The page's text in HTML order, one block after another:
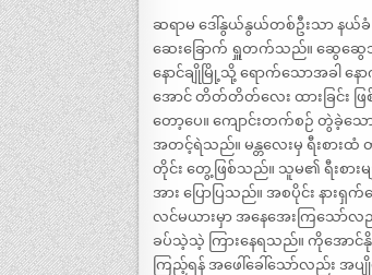
ဆရာမ ဒေါ်နွယ်နွယ်တစ်ဦးသာ နယ်ခံ
ဆေးခြောက် ရှူတက်သည်။ ဆွေဆွေသည်
နောင်ချိုမြို့သို့ ရောက်သောအခါ န
အောင် တိတ်တိတ်လေး ထားခြင်း
တော့ပေ။ ကျောင်းတက်စဉ် တွဲခဲ့သ
အတင့်ရဲသည်။ မန္တလေးမှ ရီးစားထံ
တိုင်း တွေ့ဖြစ်သည်။ သူမ၏ ရီးစားမ
အား ပြောပြသည်။ အစပိုင်း နာ
လင်မယားမှာ အနေအေးကြသေ
ခပ်သဲ့သဲ့ ကြားနေရသည်။ ကိုအောင်
ကြည့်ရန် အဖေါ်ခေါ်သော်လည်း အပ